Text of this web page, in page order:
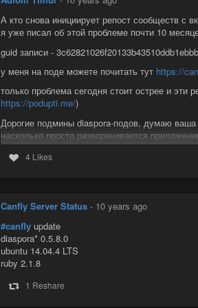
А кто снова инициирует репост сообществ с
я уже писал об этой проблеме почти 10
guid записи -
у меня на поде можете почитать тут https://
только проблема сегодня стоит острее и эти
https://podupti.me/)
Дорогие подмины diaspora-подов, думаю ваша
насколько просто разворачивается
поэтому вторая цель, а может быть главная
Вот мне откровенно не нравятся
своей "раскрутки" и это не ...
"раскрутки" и это не единственный
4 Likes
Canfly Server Status - 10 years ago
#canfly update
diaspora* 0.5.8.0
ubuntu 14.04.4 LTS
ruby 2.1.8
1 Reshare